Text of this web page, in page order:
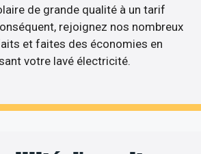
de grande qualité à un tarif
rejoignez nos nombreux
et faites des économies en
votre lavé électricité.